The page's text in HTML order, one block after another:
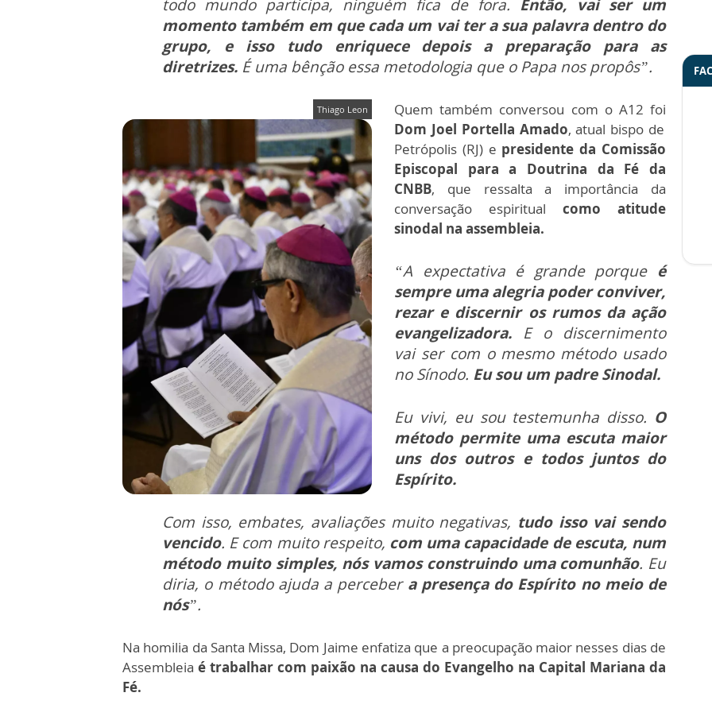
todo mundo participa, ninguém fica de fora. Então, vai ser um
momento também em que cada um vai ter a sua palavra dentro do
grupo, e isso tudo enriquece depois a preparação para as
diretrizes. É uma bênção essa metodologia que o Papa nos propôs”.
Thiago Leon
Quem também conversou com o A12 foi
Dom Joel Portella Amado, atual bispo de
Petrópolis (RJ) e presidente da Comissão
Episcopal para a Doutrina da Fé da
CNBB, que ressalta a importância da
conversação espiritual como atitude
sinodal na assembleia.
“A expectativa é grande porqueé
sempre uma alegria poder conviver,
rezar e discernir os rumos da ação
evangelizadora. E o discernimento
vai ser com o mesmo método usado
no Sínodo. Eu sou um padre Sinodal.
Eu vivi, eu sou testemunha disso. O
método permite uma escuta maior
uns dos outros e todos juntos do
Espírito.
Com isso, embates, avaliações muito negativas, tudo isso vai sendo
vencido. E com muito respeito, com uma capacidade de escuta, num
método muito simples, nós vamos construindo uma comunhão. Eu
diria, o método ajuda a perceber a presença do Espírito no meio de
nós”.
Na homilia da Santa Missa, Dom Jaime enfatiza que a preocupação maior nesses dias de
Assembleia é trabalhar com paixão na causa do Evangelho na Capital Mariana da
Fé.